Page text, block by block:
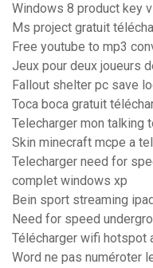
Windows 8 product key
Ms project gratuit
Free youtube to mp3
Jeux pour deux joueurs
Fallout shelter pc save
Toca boca gratuit
Skin minecraft mcpe a
Telecharger need for
complet windows xp
Bein sport streaming ipad
Need for speed
Télécharger wifi hotspot
Word ne pas numéroter